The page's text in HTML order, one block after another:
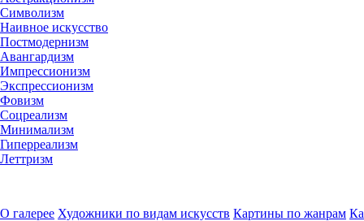
Символизм
Наивное искусство
Постмодернизм
Авангардизм
Импрессионизм
Экспрессионизм
Фовизм
Соцреализм
Минимализм
Гиперреализм
Леттризм
О галерее Художники по видам искусств Картины по жанрам